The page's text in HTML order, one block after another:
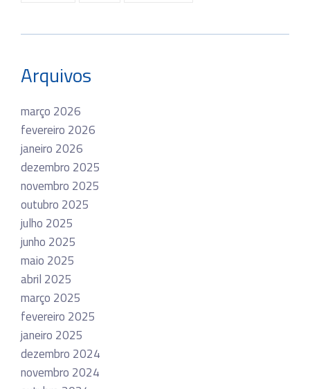
Arquivos
março 2026
fevereiro 2026
janeiro 2026
dezembro 2025
novembro 2025
outubro 2025
julho 2025
junho 2025
maio 2025
abril 2025
março 2025
fevereiro 2025
janeiro 2025
dezembro 2024
novembro 2024